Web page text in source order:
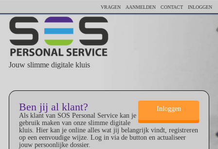
VRAGEN AANMELDEN CONTACT INLOGGEN
Jouw slimme digitale kluis
Ben jij al klant? Inloggen
Als klant van SOS Personal Service kan je
gebruik maken van onze slimme digitale
kluis. Hier kan je online alles wat jij belangrijk vindt, registreren
op een eenvoudige wijze. Log in via de button en actualiseer
jouw persoonlijke dossier.